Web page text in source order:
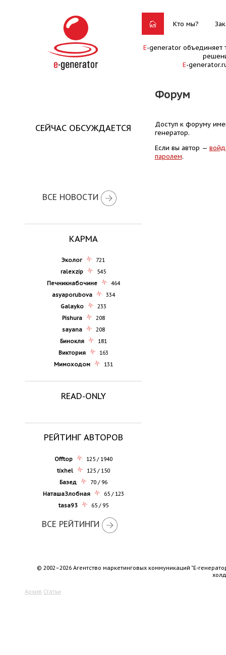
Кто мы?
E-generator объединяет
E-
Форум
СЕЙЧАС ОБСУЖДАЕТСЯ
ВСЕ НОВОСТИ
КАРМА
Эколог
721
ralexzip
545
Печникнабочине
464
asyaporubova
334
Galayko
233
Pishura
208
sayana
208
Бинокля
181
Виктория
163
Мимоходом
131
READ-ONLY
РЕЙТИНГ АВТОРОВ
Offtop
125 / 1940
tixhel
125 / 150
Базед
70 / 96
НаташаЗлобная
65 / 123
tasa93
65 / 95
ВСЕ РЕЙТИНГИ
Доступ к форуму
генератор.
Если вы автор —
паролем.
© 2002–2026 Агентство маркетинговых коммуникаций "Е-
Архив Статьи